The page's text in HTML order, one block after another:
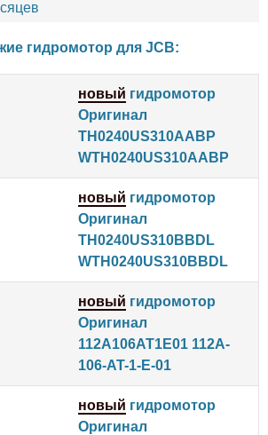
гидромотор для JCB:
новый гидромотор
Оригинал
TH0240US310AABP
WTH0240US310AABP
новый гидромотор
Оригинал
TH0240US310BBDL
WTH0240US310BBDL
новый гидромотор
Оригинал
112A106AT1E01 112A-
106-AT-1-E-01
новый гидромотор
Оригинал